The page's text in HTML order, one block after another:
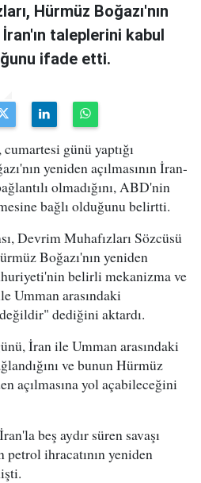
Hürmüz Boğazı'nın
İran'ın taleplerini kabul
ifade etti.
günü yaptığı
yeniden açılmasının İran-
olmadığını, ABD'nin
bağlı olduğunu belirtti.
Devrim Muhafızları Sözcüsü
Boğazı'nın yeniden
belirli mekanizma ve
Umman arasındaki
dediğini aktardı.
İran ile Umman arasındaki
ve bunun Hürmüz
açılmasına yol açabileceğini
beş aydır süren savaşı
petrol ihracatının yeniden